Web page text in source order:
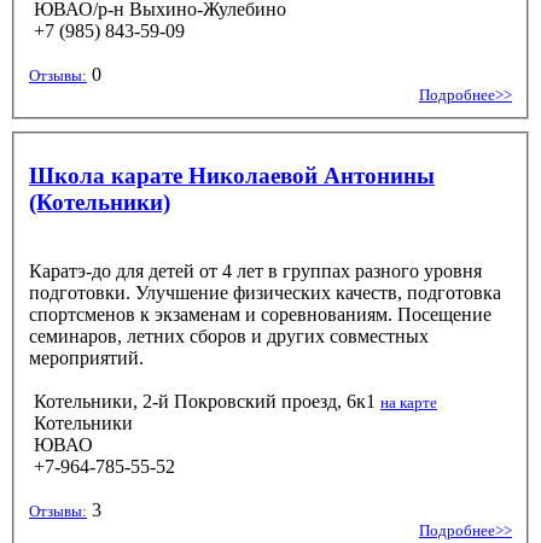
ЮВАО/р-н Выхино-Жулебино
+7 (985) 843-59-09
Отзывы: 0
Подробнее>>
Школа карате Николаевой Антонины
(Котельники)
Каратэ-до для детей от 4 лет в группах разного уровня
подготовки. Улучшение физических качеств, подготовка
спортсменов к экзаменам и соревнованиям. Посещение
семинаров, летних сборов и других совместных
мероприятий.
Котельники, 2-й Покровский проезд, 6к1 на карте
Котельники
ЮВАО
+7-964-785-55-52
Отзывы: 3
Подробнее>>